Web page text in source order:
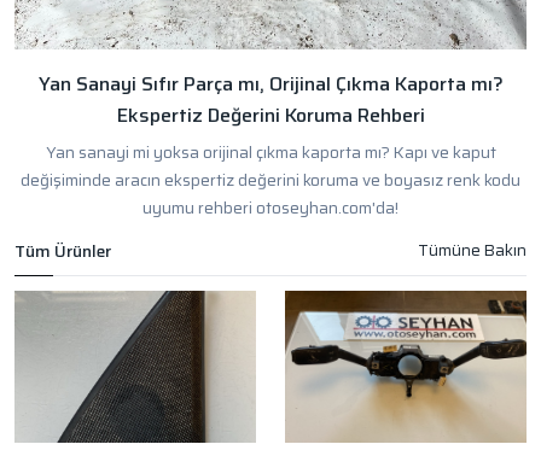
Yan Sanayi Sıfır Parça mı, Orijinal Çıkma Kaporta mı?
Ekspertiz Değerini Koruma Rehberi
Yan sanayi mi yoksa orijinal çıkma kaporta mı? Kapı ve kaput
değişiminde aracın ekspertiz değerini koruma ve boyasız renk kodu
uyumu rehberi otoseyhan.com'da!
Tüm Ürünler